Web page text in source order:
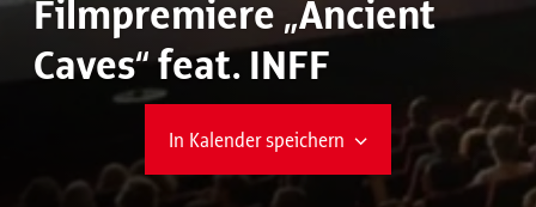
Filmpremiere „Ancient
Caves“ feat. INFF
In Kalender speichern